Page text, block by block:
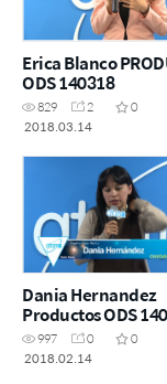
Erica Blanco
ODS 140318
829 2
0
2018.03.14
Dania Hernandez
Productos ODS
997 0
0
2018.02.14